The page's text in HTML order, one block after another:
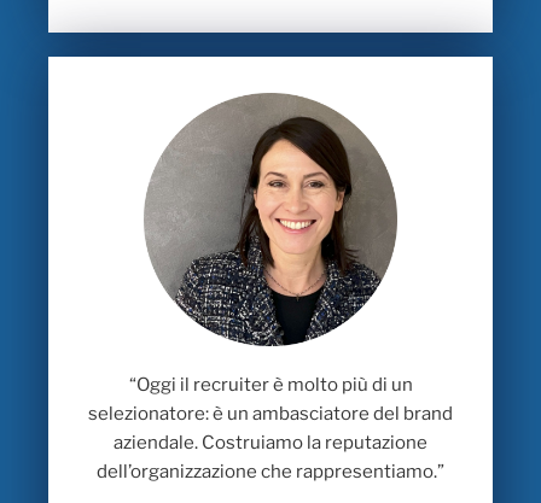
“Oggi il recruiter è molto più di un
selezionatore: è un ambasciatore del brand
aziendale. Costruiamo la reputazione
dell’organizzazione che rappresentiamo.”